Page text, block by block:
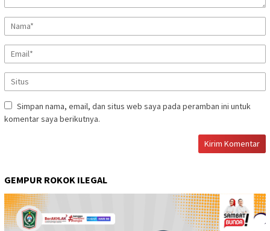
Simpan nama, email, dan situs web saya pada peramban ini untuk
komentar saya berikutnya.
GEMPUR ROKOK ILEGAL